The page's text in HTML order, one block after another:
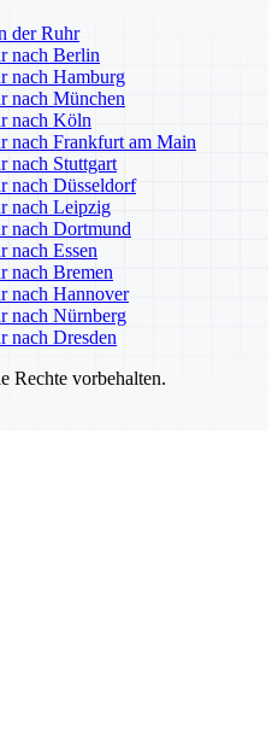
der Ruhr
nach Berlin
nach Hamburg
nach München
nach Köln
nach Frankfurt am Main
nach Stuttgart
nach Düsseldorf
nach Leipzig
nach Dortmund
nach Essen
nach Bremen
nach Hannover
nach Nürnberg
nach Dresden
Rechte vorbehalten.